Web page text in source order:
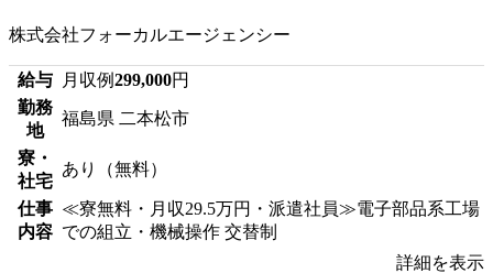
株式会社フォーカルエージェンシー
給与 月収例299,000円
勤務
地
福島県 二本松市
寮・
社宅
あり（無料）
仕事
内容
≪寮無料・月収29.5万円・派遣社員≫電子部品系工場
での組立・機械操作 交替制
詳細を表示